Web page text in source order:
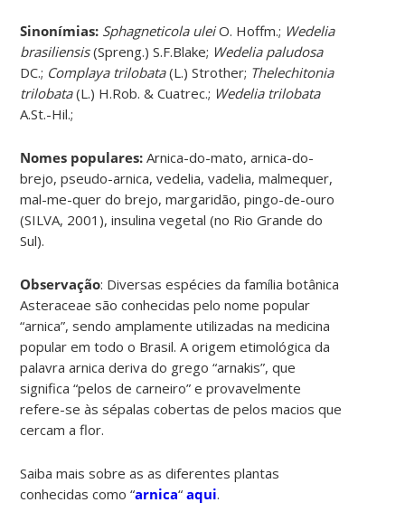
Sinonímias: Sphagneticola uleiO. Hoffm.; Wedelia
brasiliensis(Spreng.) S.F.Blake; Wedelia paludosa
DC.; Complaya trilobata(L.) Strother; Thelechitonia
trilobata(L.) H.Rob. & Cuatrec.; Wedelia trilobata
A.St.-Hil.;
Nomes populares:Arnica-do-mato, arnica-do-
brejo, pseudo-arnica, vedelia, vadelia, malmequer,
mal-me-quer do brejo, margaridão, pingo-de-ouro
(SILVA, 2001), insulina vegetal (no Rio Grande do
Sul).
Observação: Diversas espécies da família botânica
Asteraceae são conhecidas pelo nome popular
“arnica”, sendo amplamente utilizadas na medicina
popular em todo o Brasil. A origem etimológica da
palavra arnica deriva do grego “arnakis”, que
significa “pelos de carneiro” e provavelmente
refere-se às sépalas cobertas de pelos macios que
cercam a flor.
Saiba mais sobre as as diferentes plantas
conhecidas como “arnica“ aqui.